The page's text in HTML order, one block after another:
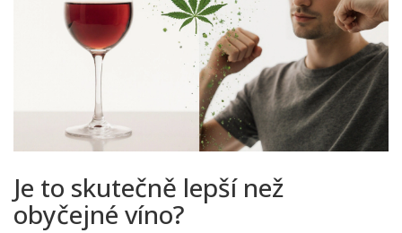
Je to skutečně lepší než
obyčejné víno?